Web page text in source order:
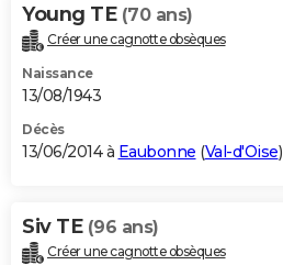
Young TE (70 ans)
Créer une cagnotte obsèques
Naissance
13/08/1943
Décès
13/06/2014 à Eaubonne (Val-d'Oise)
Siv TE (96 ans)
Créer une cagnotte obsèques